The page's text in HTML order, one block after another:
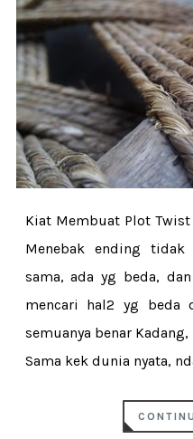
Kiat Membuat Plot
Menebak ending tidak
sama, ada yg beda,
mencari hal2 yg beda
semuanya benar
Sama kek dunia nyata,